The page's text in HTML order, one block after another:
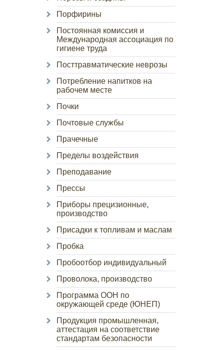
Порфирины
Постоянная комиссия и
Международная ассоциация по
гигиене труда
Посттравматические неврозы
Потребление напитков на
рабочем месте
Почки
Почтовые службы
Прачечные
Пределы воздействия
Преподавание
Прессы
Приборы прецизионные,
производство
Присадки к топливам и маслам
Пробка
Пробоотбор индивидуальный
Проволока, производство
Программа ООН по
окружающей среде (ЮНЕП)
Продукция промышленная,
аттестация на соответствие
стандартам безопасности